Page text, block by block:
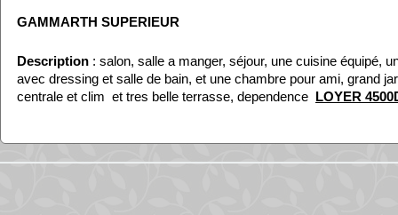
GAMMARTH SUPERIEUR
Description : salon, salle a manger, séjour, une cuisine équipé,
avec dressing et salle de bain, et une chambre pour ami, grand
centrale et clim et tres belle terrasse, dependence LOYER